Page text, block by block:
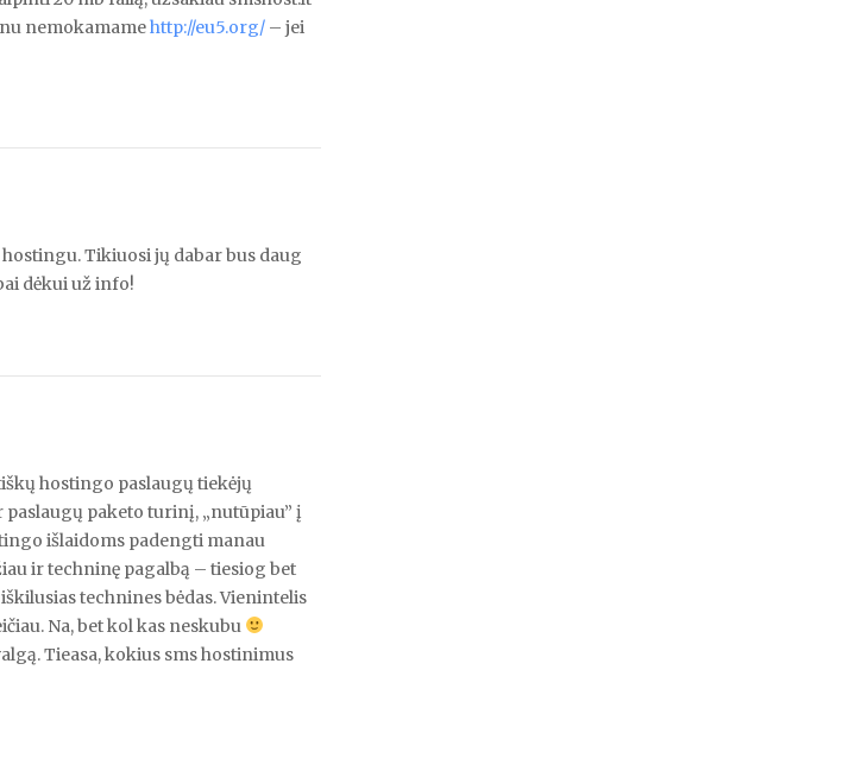
nemokamamehttp://eu5.org/ – jei
Tikiuosi jų dabar bus daug
dėkui už info!
hostingo paslaugų tiekėjų
paketo turinį, „nutūpiau” į
išlaidoms padengti manau
ir techninę pagalbą – tiesiog bet
technines bėdas. Vienintelis
Na, bet kol kas neskubu
Tieasa, kokius sms hostinimus